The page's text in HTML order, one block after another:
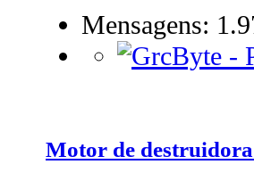
Mensagens:
Motor de